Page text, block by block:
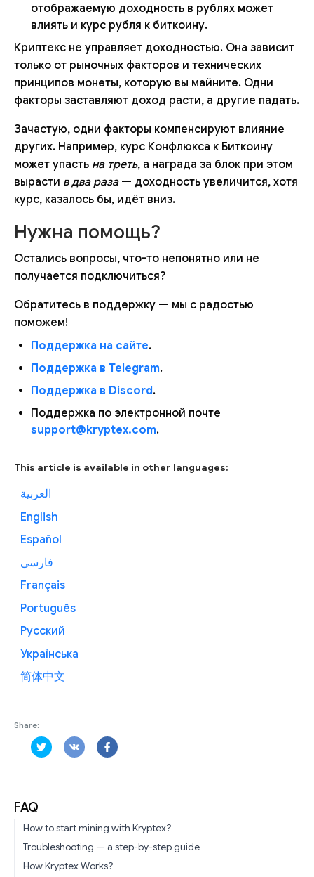
FAQ
How to start mining with Kryptex?
Troubleshooting — a step-by-step guide
How Kryptex Works?
отображаемую доходность в рублях может
влиять и курс рубля к биткоину.
Криптекс не управляет доходностью. Она зависит
только от рыночных факторов и технических
принципов монеты, которую вы майните. Одни
факторы заставляют доход расти, а другие падать.
Зачастую, одни факторы компенсируют влияние
других. Например, курс Конфлюкса к Биткоину
может упасть на треть, а награда за блок при этом
вырасти в два раза— доходность увеличится, хотя
курс, казалось бы, идёт вниз.
Нужна помощь?
Остались вопросы, что-то непонятно или не
получается подключиться?
Обратитесь в поддержку — мы с радостью
поможем!
Поддержка на сайте.
Поддержка в Telegram.
Поддержка в Discord.
Поддержка по электронной почте
support@kryptex.com.
This article is available in other languages:
العربية
English
Español
فارسی
Français
Português
Русский
Українська
简体中文
Share: